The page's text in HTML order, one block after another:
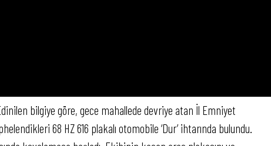
bilgiye göre, gece mahallede devriye atan İl Emniyet
68 HZ 616 plakalı otomobile ‘Dur’ ihtarında bulundu.